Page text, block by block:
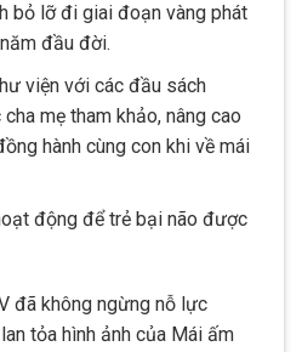
bỏ lỡ đi giai đoạn vàng phát
đầu đời.
viện với các đầu sách
mẹ tham khảo, nâng cao
hành cùng con khi về mái
động để trẻ bại não được
đã không ngừng nỗ lực
tỏa hình ảnh của Mái ấm